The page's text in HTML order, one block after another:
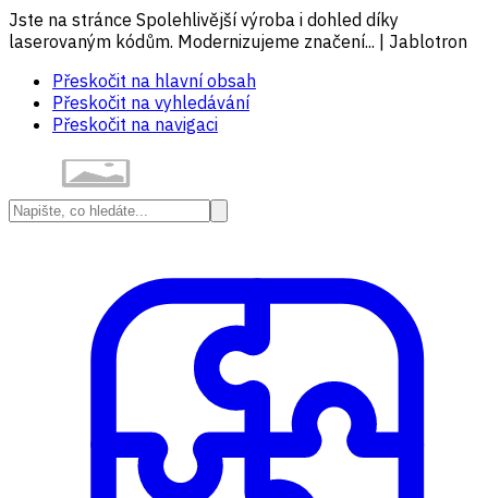
Jste na stránce Spolehlivější výroba i dohled díky
laserovaným kódům. Modernizujeme značení... | Jablotron
Přeskočit na hlavní obsah
Přeskočit na vyhledávání
Přeskočit na navigaci